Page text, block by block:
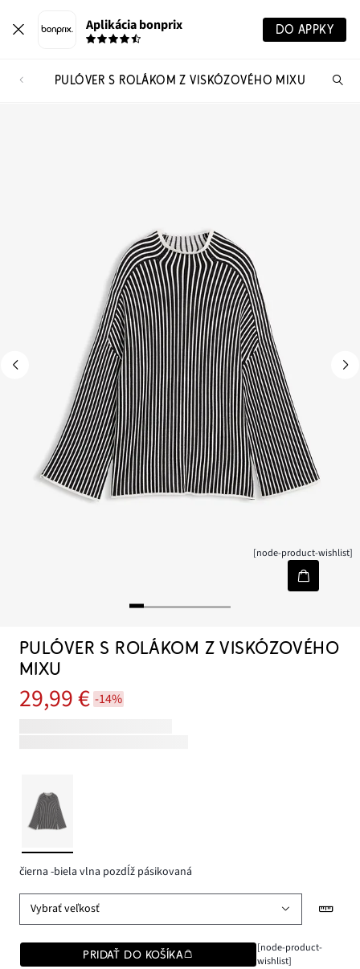
Aplikácia bonprix DO APPKY
PULÓVER S ROLÁKOM Z VISKÓZOVÉHO MIXU
[node-product-wishlist]
PULÓVER S ROLÁKOM Z VISKÓZOVÉHO
MIXU
29,99 € -14%
čierna -biela vlna pozdĺž pásikovaná
Vybrať veľkosť
PRIDAŤ DO KOŠÍKA
[node-product-
wishlist]